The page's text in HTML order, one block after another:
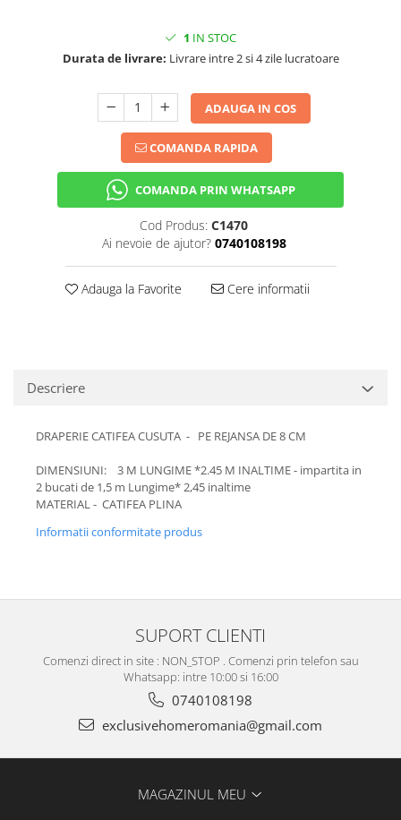
1 IN STOC
Durata de livrare: Livrare intre 2 si 4 zile lucratoare
ADAUGA IN COS
COMANDA RAPIDA
COMANDA PRIN WHATSAPP
Cod Produs: C1470
Ai nevoie de ajutor? 0740108198
Adauga la Favorite Cere informatii
Descriere
DRAPERIE CATIFEA CUSUTA - PE REJANSA DE 8 CM
DIMENSIUNI: 3 M LUNGIME *2.45 M INALTIME - impartita in
2 bucati de 1,5 m Lungime* 2,45 inaltime
MATERIAL - CATIFEA PLINA
Informatii conformitate produs
SUPORT CLIENTI
Comenzi direct in site : NON_STOP . Comenzi prin telefon sau
Whatsapp: intre 10:00 si 16:00
0740108198
exclusivehomeromania@gmail.com
MAGAZINUL MEU